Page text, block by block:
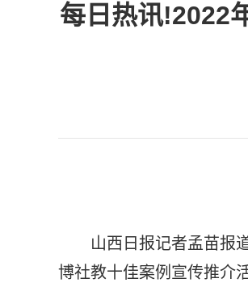
每日热讯!2022
山西日报记者孟苗报
博社教十佳案例宣传推介